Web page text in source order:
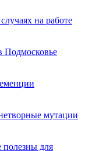
на работе
Подмосковье
мутации
полезны для